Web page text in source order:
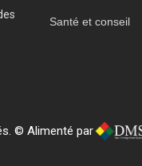
Santé et conseil
© Alimenté par